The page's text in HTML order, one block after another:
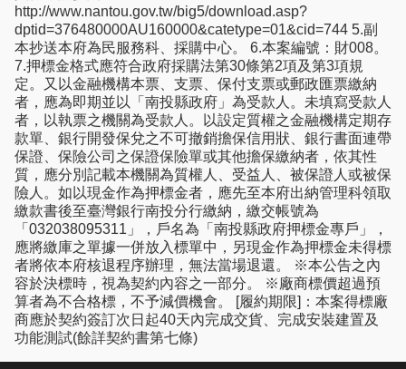
http://www.nantou.gov.tw/big5/download.asp?
dptid=376480000AU160000&catetype=01&cid=744 5.副
本抄送本府為民服務科、採購中心。 6.本案編號：財008。
7.押標金格式應符合政府採購法第30條第2項及第3項規
定。又以金融機構本票、支票、保付支票或郵政匯票繳納
者，應為即期並以「南投縣政府」為受款人。未填寫受款人
者，以執票之機關為受款人。以設定質權之金融機構定期存
款單、銀行開發保兌之不可撤銷擔保信用狀、銀行書面連帶
保證、保險公司之保證保險單或其他擔保繳納者，依其性
質，應分別記載本機關為質權人、受益人、被保證人或被保
險人。如以現金作為押標金者，應先至本府出納管理科領取
繳款書後至臺灣銀行南投分行繳納，繳交帳號為
「032038095311」，戶名為「南投縣政府押標金專戶」，
應將繳庫之單據一併放入標單中，另現金作為押標金未得標
者將依本府核退程序辦理，無法當場退還。 ※本公告之內
容於決標時，視為契約內容之一部分。 ※廠商標價超過預
算者為不合格標，不予減價機會。 [履約期限]：本案得標廠
商應於契約簽訂次日起40天內完成交貨、完成安裝建置及
功能測試(餘詳契約書第七條)